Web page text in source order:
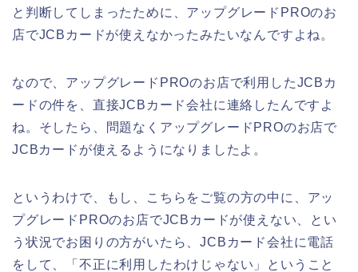
と判断してしまったために、アップグレードPROのお
店でJCBカードが使えなかったみたいなんですよね。
なので、アップグレードPROのお店で利用したJCBカ
ードの件を、直接JCBカード会社に連絡したんですよ
ね。そしたら、問題なくアップグレードPROのお店で
JCBカードが使えるようになりましたよ。
というわけで、もし、こちらをご覧の方の中に、アッ
プグレードPROのお店でJCBカードが使えない、とい
う状況でお困りの方がいたら、JCBカード会社に電話
をして、「不正に利用したわけじゃない」ということ